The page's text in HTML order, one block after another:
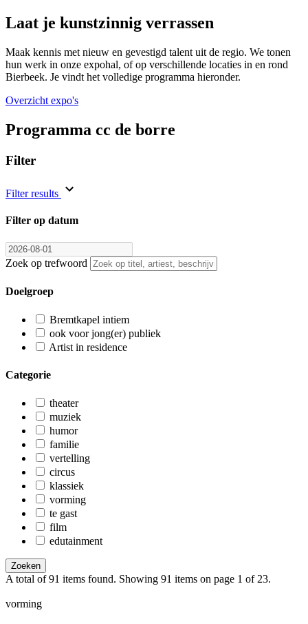
Laat je kunstzinnig verrassen
Maak kennis met nieuw en gevestigd talent uit de regio. We tonen
hun werk in onze expohal, of op verschillende locaties in en rond
Bierbeek. Je vindt het volledige programma hieronder.
Overzicht expo's
Programma cc de borre
Filter
Filter results
Filter op datum
Zoek op trefwoord
Doelgroep
Bremtkapel intiem
ook voor jong(er) publiek
Artist in residence
Categorie
theater
muziek
humor
familie
vertelling
circus
klassiek
vorming
te gast
film
edutainment
Zoeken
A total of 91 items found. Showing 91 items on page 1 of 23.
vorming